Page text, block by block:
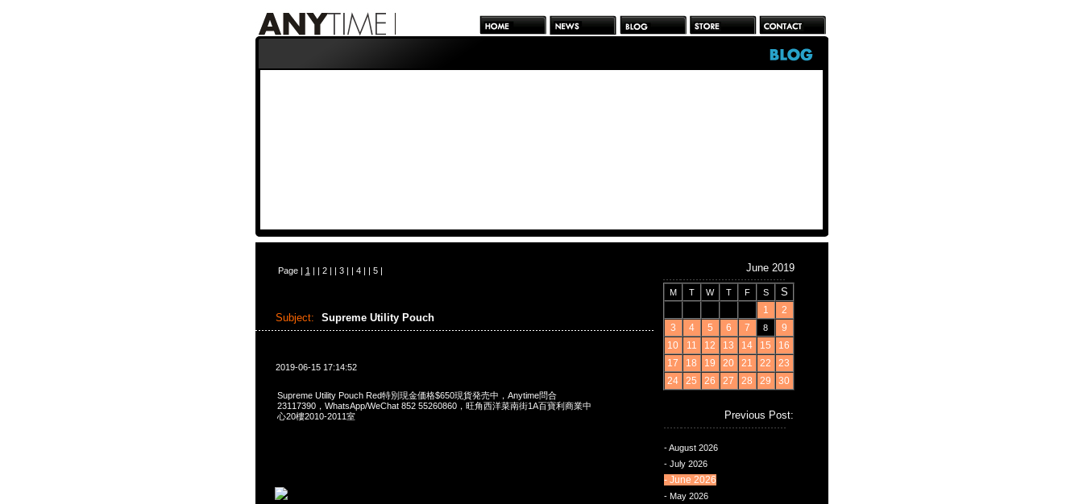
Page | 1 | | 2| | 3| | 4| | 5| June 2019
M T W T F S S
1
2
3
4 5 6 7 8
9
10
11 12 13 14 15
16
17
18 19 20 21 22
23
24
25 26 27 28 29 30
Previous Post:
- August 2026
- July 2026
- June 2026
- May 2026
Subject: Supreme Utility Pouch
2019-06-15 17:14:52
Supreme Utility Pouch Red特別現金価格$650現貨発売中，Anytime問合
23117390，WhatsApp/WeChat 852 55260860，旺角西洋菜南街1A百寶利商業中
心20樓2010-2011室